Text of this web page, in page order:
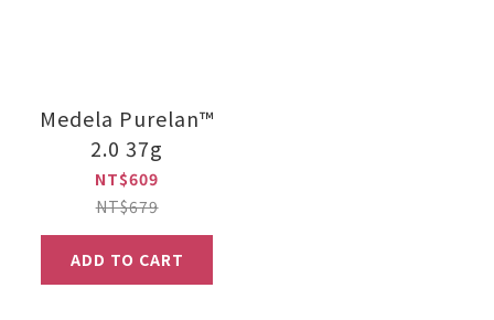
Medela Purelan™
2.0 37g
NT$609
NT$679
ADD TO CART